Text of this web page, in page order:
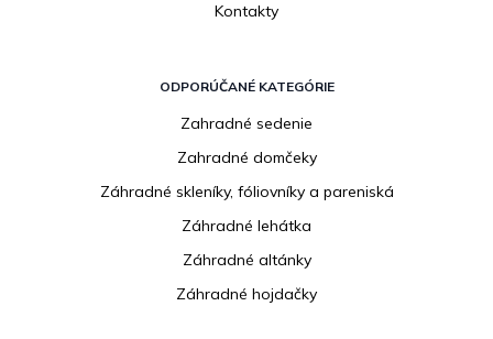
Kontakty
ODPORÚČANÉ KATEGÓRIE
Zahradné sedenie
Zahradné domčeky
Záhradné skleníky, fóliovníky a pareniská
Záhradné lehátka
Záhradné altánky
Záhradné hojdačky